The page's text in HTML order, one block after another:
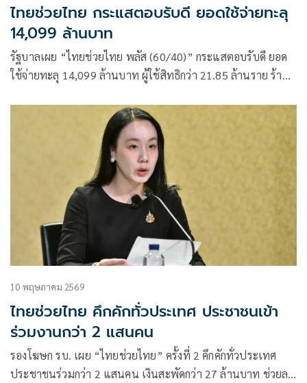
ไทยช่วยไทย กระแสตอบรับดี ยอดใช้จ่ายทะลุ
14,099 ล้านบาท
รัฐบาลเผย “ไทยช่วยไทย พลัส (60/40)” กระแสตอบรับดี ยอด
ใช้จ่ายทะลุ 14,099 ล้านบาท ผู้ใช้สิทธิกว่า 21.85 ล้านราย ร้าน
10 พฤษภาคม 2569
ไทยช่วยไทย คึกคักทั่วประเทศ ประชาชนเข้า
ร่วมงานกว่า 2 แสนคน
รองโฆษก รบ. เผย “ไทยช่วยไทย” ครั้งที่ 2 คึกคักทั่วประเทศ
ประชาชนร่วมกว่า 2 แสนคน เงินสะพัดกว่า 27 ล้านบาท ช่วยลด